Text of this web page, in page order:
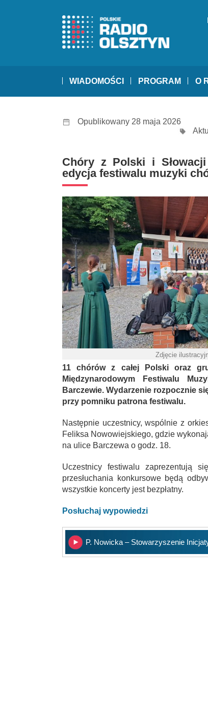
WIADOMOŚCI PROGRAM O
Opublikowany 28 maja 2026
Chóry z Polski i
edycja festiwalu muzyki
Zdjęcie
11 chórów z całej Polski oraz
Międzynarodowym Festiwalu
Barczewie. Wydarzenie rozpocznie
przy pomniku patrona festiwalu.
Następnie uczestnicy, wspólnie z
Feliksa Nowowiejskiego, gdzie
na ulice Barczewa o godz. 18.
Uczestnicy festiwalu zaprezentują
przesłuchania konkursowe będą
wszystkie koncerty jest bezpłatny.
Posłuchaj wypowiedzi
P. Nowicka – Stowarzyszenie